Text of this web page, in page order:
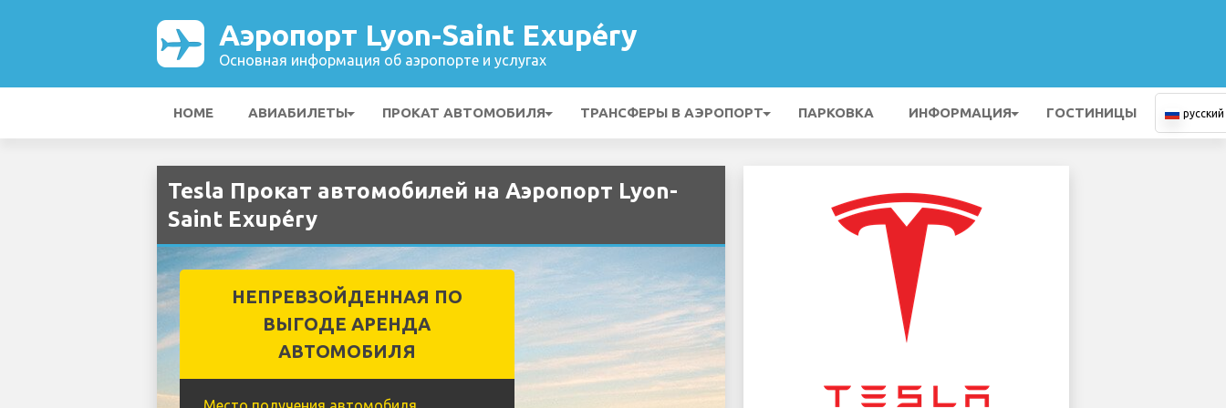
Аэропорт Lyon-Saint Exupéry
Основная информация об аэропорте и услугах
HOME АВИАБИЛЕТЫ ПРОКАТ АВТОМОБИЛЯ ТРАНСФЕРЫ В АЭРОПОРТ ПАРКОВКА ИНФОРМАЦИЯ ГОСТИНИЦЫ русский
Tesla Прокат автомобилей на Аэропорт Lyon-
Saint Exupéry
НЕПРЕВЗОЙДЕННАЯ ПО
ВЫГОДЕ АРЕНДА
АВТОМОБИЛЯ